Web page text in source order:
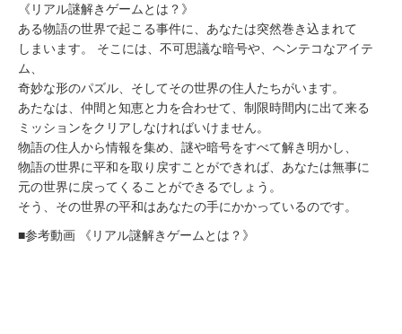
《リアル謎解きゲームとは？》
ある物語の世界で起こる事件に、あなたは突然巻き込まれて
しまいます。 そこには、不可思議な暗号や、ヘンテコなアイテ
ム、
奇妙な形のパズル、そしてその世界の住人たちがいます。
あたなは、仲間と知恵と力を合わせて、制限時間内に出て来る
ミッションをクリアしなければいけません。
物語の住人から情報を集め、謎や暗号をすべて解き明かし、
物語の世界に平和を取り戻すことができれば、あなたは無事に
元の世界に戻ってくることができるでしょう。
そう、その世界の平和はあなたの手にかかっているのです。
■参考動画 《リアル謎解きゲームとは？》